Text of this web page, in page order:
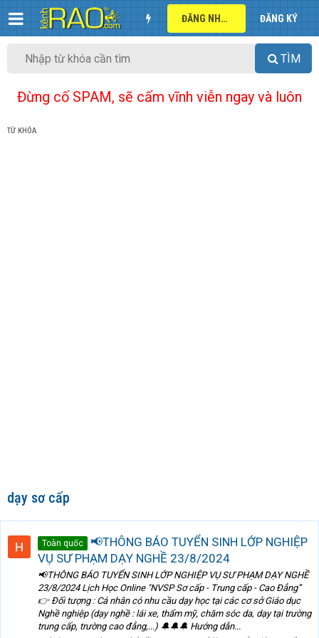
ĐĂNG NHẬP ĐĂNG KÝ
TÌM
Đừng cố SPAM, sẽ cấm vĩnh viễn ngay và luôn
TỪ KHÓA
dạy sơ cấp
Toàn quốc
📢THÔNG BÁO TUYỂN SINH LỚP NGHIỆP
VỤ SƯ PHẠM DẠY NGHỀ 23/8/2024
📢THÔNG BÁO TUYỂN SINH LỚP NGHIỆP VỤ SƯ PHẠM DẠY NGHỀ
23/8/2024 Lịch Học Online "NVSP Sơ cấp - Trung cấp - Cao Đẳng”
👉 Đối tượng : Cá nhân có nhu cầu dạy học tại các cơ sở Giáo dục
Nghề nghiệp (dạy nghề : lái xe, thẩm mỹ, chăm sóc da, dạy tại trường
trung cấp, trường cao đẳng,...) 🔔🔔🔔 Hướng dẫn...